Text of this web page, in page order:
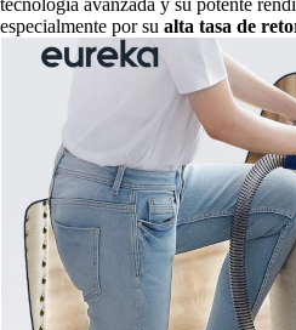
especialmente por su alta tasa de